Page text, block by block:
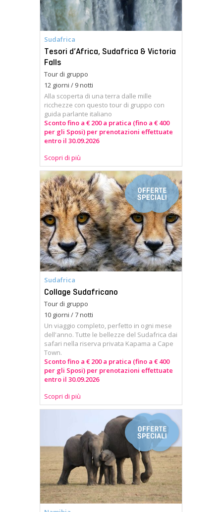
Sudafrica
Tesori d’Africa, Sudafrica & Victoria
Falls
Tour di gruppo
12 giorni / 9 notti
Alla scoperta di una terra dalle mille
ricchezze con questo tour di gruppo con
guida parlante italiano
Sconto fino a € 200 a pratica (fino a € 400
per gli Sposi) per prenotazioni effettuate
entro il 30.09.2026
Scopri di più
Sudafrica
Collage Sudafricano
Tour di gruppo
10 giorni / 7 notti
Un viaggio completo, perfetto in ogni mese
dell'anno. Tutte le bellezze del Sudafrica dai
safari nella riserva privata Kapama a Cape
Town.
Sconto fino a € 200 a pratica (fino a € 400
per gli Sposi) per prenotazioni effettuate
entro il 30.09.2026
Scopri di più